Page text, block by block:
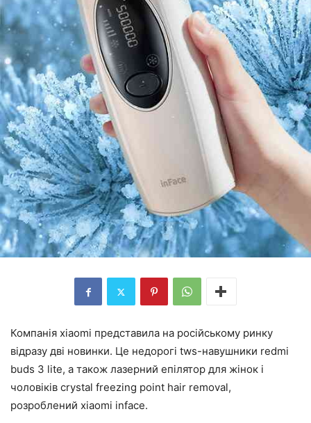
Компанія xiaomi представила на російському ринку
відразу дві новинки. Це недорогі tws-навушники redmi
buds 3 lite, а також лазерний епілятор для жінок і
чоловіків crystal freezing point hair removal,
розроблений xiaomi inface.